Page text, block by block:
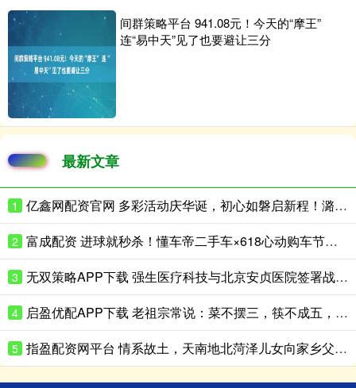
间群策略平台 941.08元！今天的“摩王”
连“易中天”见了也要避让三分
最新文章
1 亿鑫网配资官网 多彩活动庆华诞，初心如磐启新程！潞邑街道各社区开展庆祝建党105周年系列活动
2 富成配资 进球就秒杀！懂车帝二手车×618心动购车节：海量好价二手车，检测全透明，年中最强“捡漏”机会来了
3 无双策略APP下载 强生医疗科技与北京安贞医院签署战略合作协议 共促首都心血管诊疗高质量发展
4 启盈优配APP下载 老祖宗常说：菜不摆三，筷不成五，席不坐六，是什么意思？
5 指盈配资网平台 情系故土，天南地北菏泽儿女向家乡父老拜大年